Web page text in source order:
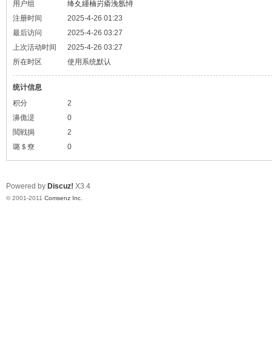
用户组
绛夊緟楠岃瘉浼氬憳
注册时间
2025-4-26 01:23
最后访问
2025-4-26 03:27
上次活动时间
2025-4-26 03:27
所在时区
使用系统默认
统计信息
积分
2
濞佹湜
0
閲戦挶
2
璐＄尞
0
Powered by Discuz! X3.4
© 2001-2011 Comsenz Inc.